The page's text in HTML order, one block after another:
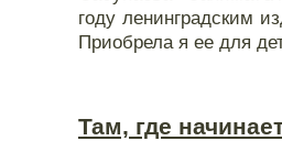
году ленинградским
Приобрела я ее для
Там, где